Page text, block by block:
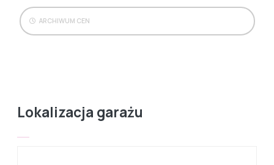
ARCHIWUM CEN
Lokalizacja garażu